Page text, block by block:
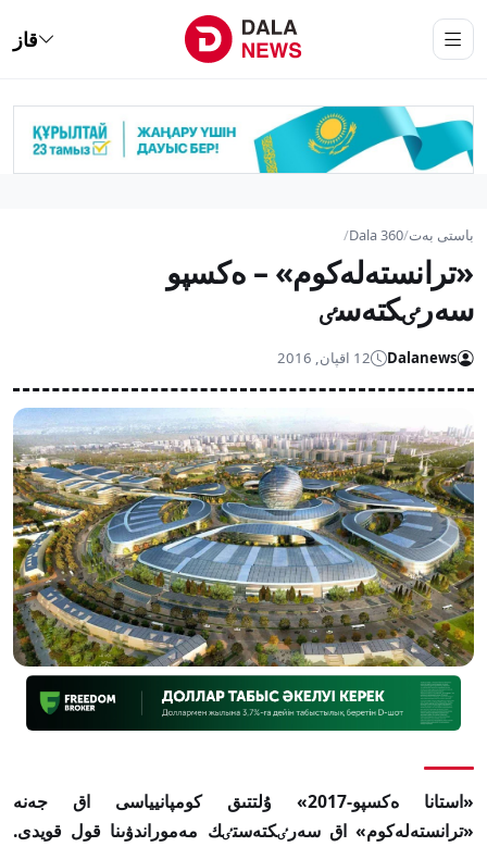
قاز
باستى بەت/
Dala 360
/
«ترانستەلەكوم» – ەكسپو
سەرٸكتەسٸ
Dalanews 12 اقپان, 2016
«استانا ەكسپو-2017» ۇلتتىق كومپانيياسى اق جەنە
«ترانستەلەكوم» اق سەرٸكتەستٸك مەموراندۋىنا قول قويدى.